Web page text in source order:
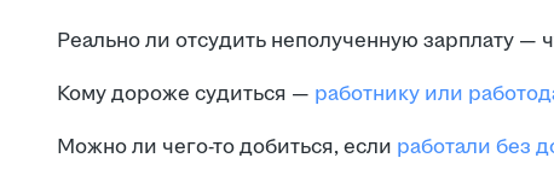
Реально ли отсудить неполученную зарплату —
Кому дороже судиться — работнику или
Можно ли чего-то добиться, если работали без